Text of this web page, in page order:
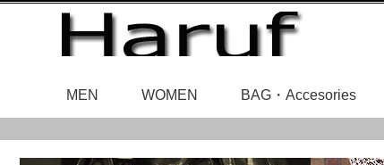
MEN
メンズア
WOMEN
レディース
BAG・Accesories
レ